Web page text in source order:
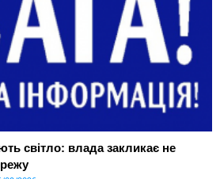
світло: влада закликає не